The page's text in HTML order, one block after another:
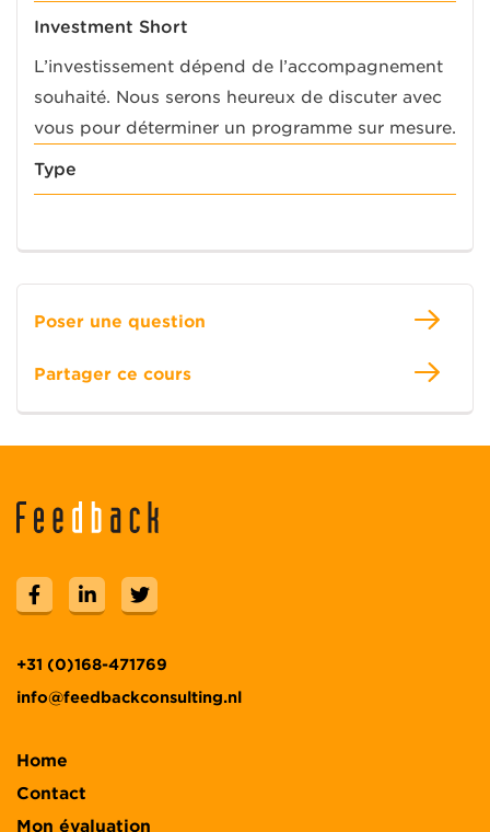
Investment Short
L’investissement dépend de l’accompagnement
souhaité. Nous serons heureux de discuter avec
vous pour déterminer un programme sur mesure.
Type
Poser une question
Partager ce cours
+31 (0)168-471769
info@feedbackconsulting.nl
Home
Contact
Mon évaluation